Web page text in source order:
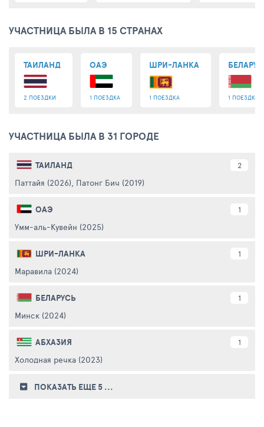
УЧАСТНИЦА БЫЛА В 15 СТРАНАХ
ТАИЛАНД
2 ПОЕЗДКИ
ОАЭ
1 ПОЕЗДКА
ШРИ-ЛАНКА
1 ПОЕЗДКА 1 ПОЕЗДКА
УЧАСТНИЦА БЫЛА В 31 ГОРОДЕ
ТАИЛАНД 2
Паттайя (2026), Патонг Бич (2019)
ОАЭ 1
Умм-аль-Кувейн (2025)
ШРИ-ЛАНКА 1
Маравила (2024)
БЕЛАРУСЬ 1
Минск (2024)
АБХАЗИЯ 1
Холодная речка (2023)
ПОКАЗАТЬ ЕЩЕ 5 ...